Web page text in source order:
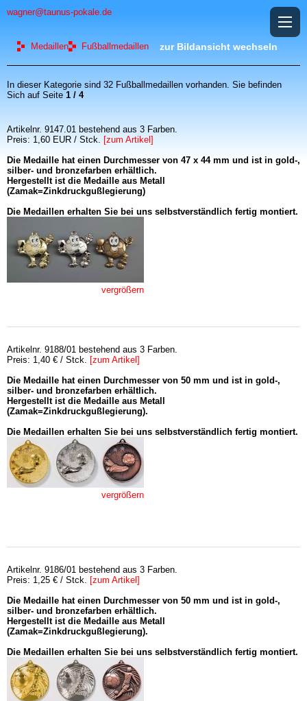
wagner@taunus-pokale.de
Medaillen Fußballmedaillen zur Bildansicht wechseln
In dieser Kategorie sind 32 Fußballmedaillen vorhanden. Sie befinden
Sich auf Seite 1 / 4
Artikelnr. 9147.01 bestehend aus 3 Farben.
Preis: 1,60 EUR / Stck. [zum Artikel]
Die Medaille hat einen Durchmesser von 47 x 44 mm und ist in gold-,
silber- und bronzefarben erhältlich.
Hergestellt ist die Medaille aus Metall
(Zamak=Zinkdruckgußlegierung)
Die Medaillen erhalten Sie bei uns selbstverständlich fertig montiert.
vergrößern
Artikelnr. 9188/01 bestehend aus 3 Farben.
Preis: 1,40 € / Stck. [zum Artikel]
Die Medaille hat einen Durchmesser von 50 mm und ist in gold-,
silber- und bronzefarben erhältlich.
Hergestellt ist die Medaille aus Metall
(Zamak=Zinkdruckgußlegierung).
Die Medaillen erhalten Sie bei uns selbstverständlich fertig montiert.
vergrößern
Artikelnr. 9186/01 bestehend aus 3 Farben.
Preis: 1,25 € / Stck. [zum Artikel]
Die Medaille hat einen Durchmesser von 50 mm und ist in gold-,
silber- und bronzefarben erhältlich.
Hergestellt ist die Medaille aus Metall
(Zamak=Zinkdruckgußlegierung).
Die Medaillen erhalten Sie bei uns selbstverständlich fertig montiert.